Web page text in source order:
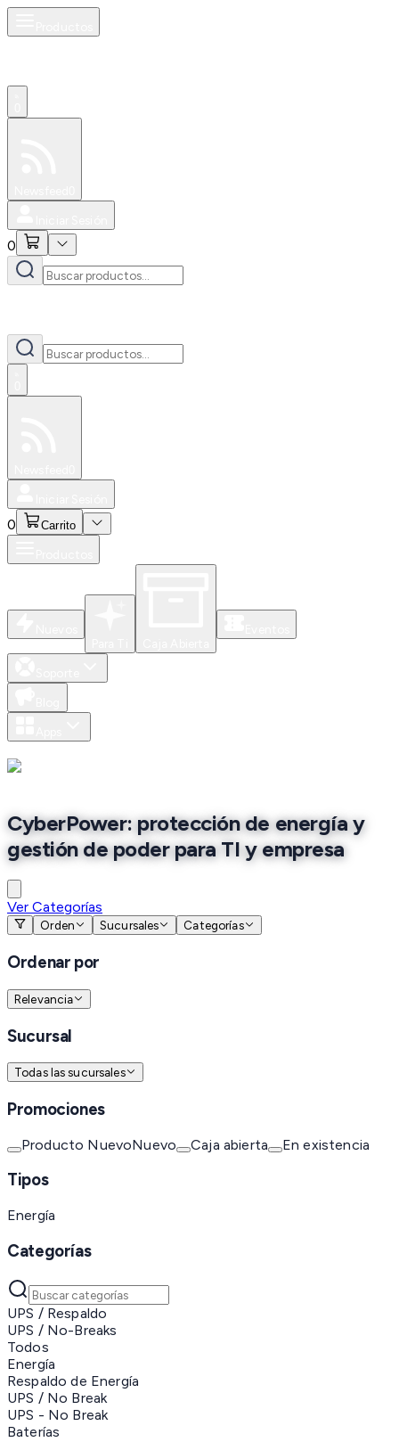
0
0 Carrito
CyberPower: protección de energía y
gestión de poder para TI y empresa
Ver Categorías
Orden Sucursales Categorías
Ordenar por
Relevancia
Sucursal
Todas las sucursales
Promociones
Producto NuevoNuevo Caja abierta En existencia
Tipos
Energía
Categorías
UPS / Respaldo
UPS / No-Breaks
Todos
Energía
Respaldo de Energía
UPS / No Break
UPS - No Break
Baterías